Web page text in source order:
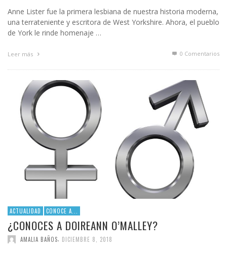
Anne Lister fue la primera lesbiana de nuestra historia moderna,
una terrateniente y escritora de West Yorkshire. Ahora, el pueblo
de York le rinde homenaje …
Leer más 0 Comentarios
ACTUALIDAD CONOCE A...
¿CONOCES A DOIREANN O’MALLEY?
AMALIA BAÑOS DICIEMBRE 8, 2018